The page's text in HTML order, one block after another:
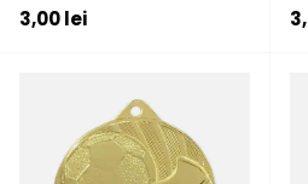
Pret initial
3,00 lei